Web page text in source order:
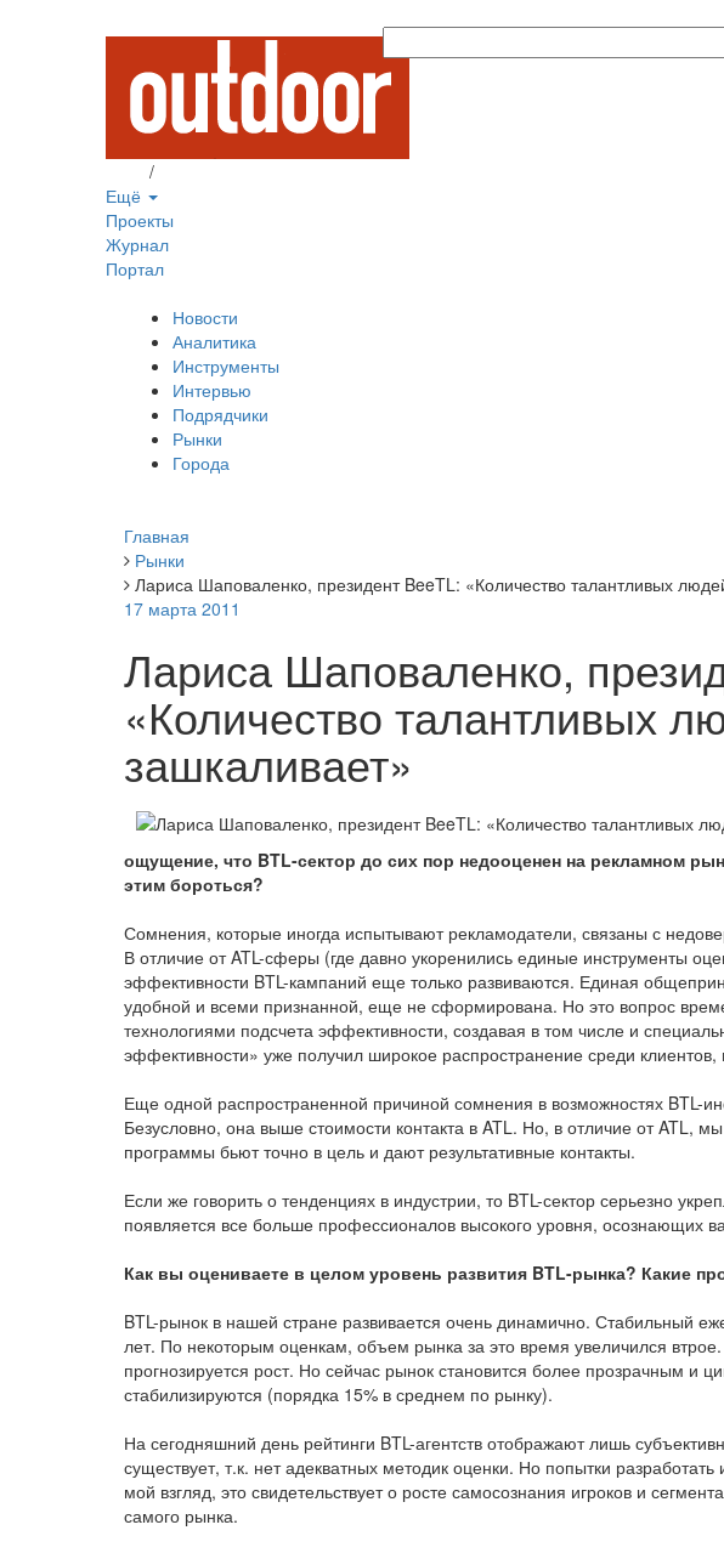
/
Ещё
Проекты
Журнал
Портал
Новости
Аналитика
Инструменты
Интервью
Подрядчики
Рынки
Города
Главная
Рынки
Лариса Шаповаленко, президент BeeTL: «Количество талантливых
17 марта 2011
Лариса Шаповаленко,
«Количество талантливых
зашкаливает»
ощущение, что BTL-сектор до сих пор недооценен на рекламном
этим бороться?
Сомнения, которые иногда испытывают рекламодатели, связаны с
В отличие от ATL-сферы (где давно укоренились единые инструменты
эффективности BTL-кампаний еще только развиваются. Единая
удобной и всеми признанной, еще не сформирована. Но это вопрос
технологиями подсчета эффективности, создавая в том числе и
эффективности» уже получил широкое распространение среди
Еще одной распространенной причиной сомнения в возможностях BTL-
Безусловно, она выше стоимости контакта в ATL. Но, в отличие от ATL,
программы бьют точно в цель и дают результативные контакты.
Если же говорить о тенденциях в индустрии, то BTL-сектор серьезно
появляется все больше профессионалов высокого уровня, осознающих
Как вы оцениваете в целом уровень развития BTL-рынка? Какие
BTL-рынок в нашей стране развивается очень динамично. Стабильный
лет. По некоторым оценкам, объем рынка за это время увеличился
прогнозируется рост. Но сейчас рынок становится более прозрачным и
стабилизируются (порядка 15% в среднем по рынку).
На сегодняшний день рейтинги BTL-агентств отображают лишь
существует, т.к. нет адекватных методик оценки. Но попытки
мой взгляд, это свидетельствует о росте самосознания игроков и
самого рынка.